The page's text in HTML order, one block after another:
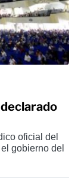
oficial del
gobierno del